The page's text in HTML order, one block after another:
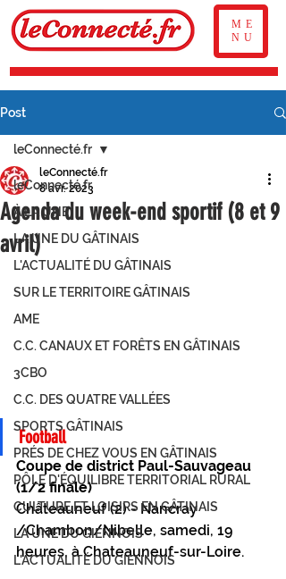
ME
NU
Post
leConnecté.fr
À LA UNE
LA UNE DU GÂTINAIS
L'ACTUALITÉ DU GÂTINAIS
SUR LE TERRITOIRE GÂTINAIS
AME
C.C. CANAUX ET FORÊTS EN GÂTINAIS
3CBO
C.C. DES QUATRE VALLÉES
SPORTS GÂTINAIS
PRÉS DE CHEZ VOUS EN GÂTINAIS
PÔLE D'ÉQUILIBRE TERRITORIAL RURAL
CULTURE ET LOISIRS EN GÂTINAIS
LA UNE DU GIENNOIS
L'ACTUALITÉ DU GIENNOIS
leConnecté.fr
Agenda du week-end sportif (8 et 9
avril)
leConnecté.fr
8 avr. 2023
Football
Coupe de district Paul-Sauvageau
(1/2 finale)
Châteauneuf (2) - Nancray
/Chambon/Nibelle, samedi, 19
heures, à Chateauneuf-sur-Loire.